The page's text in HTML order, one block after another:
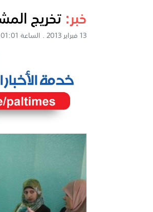
خبر:تخريج
13 فبراير 2013 . الساعة 01:01 م بتوقيت القدس